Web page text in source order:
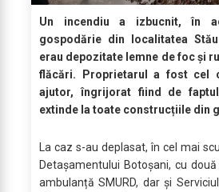
Un incendiu a izbucnit, în
gospodărie din localitatea
erau depozitate lemne de foc și
flăcări. Proprietarul a fost cel
ajutor, îngrijorat fiind de
extinde la toate construcțiile din
La caz s-au deplasat, în cel mai
Detașamentului Botoșani, cu
ambulanță SMURD, dar și